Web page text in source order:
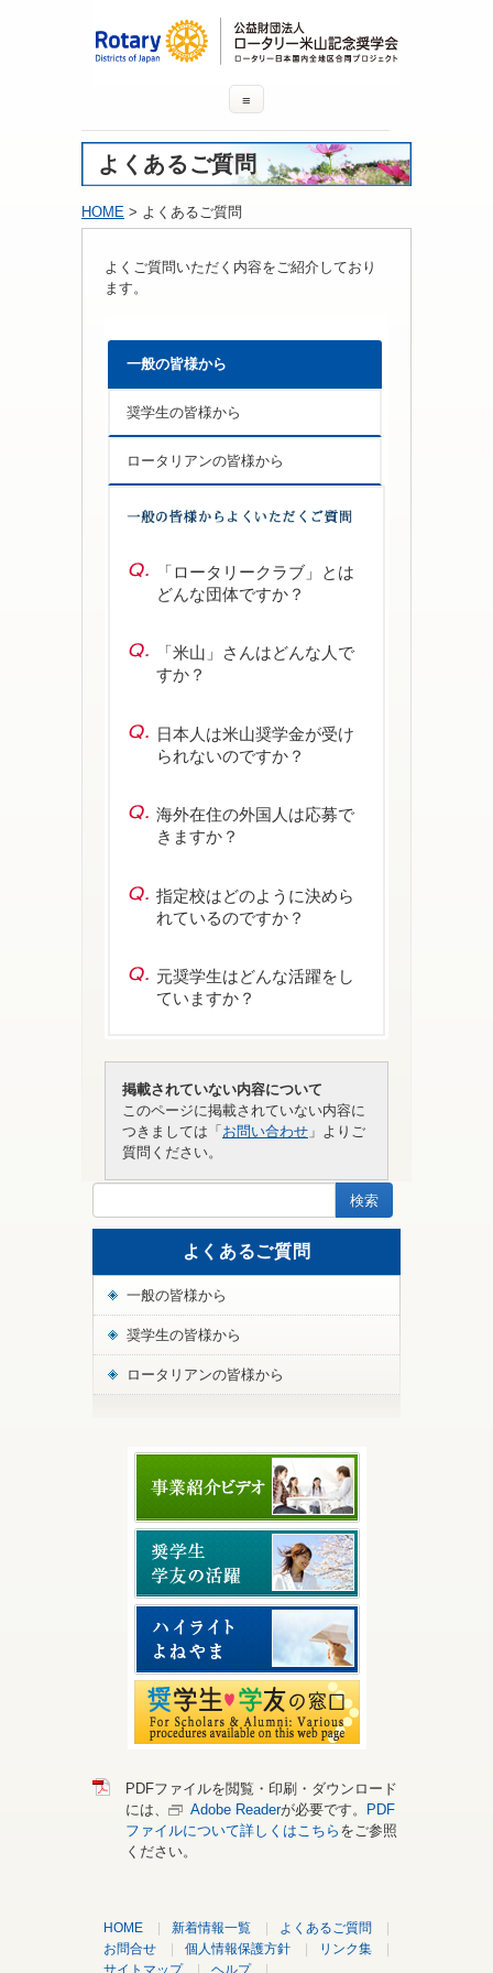
≡
よくあるご質問
HOME > よくあるご質問
よくご質問いただく内容をご紹介しており
ます。
一般の皆様から
奨学生の皆様から
ロータリアンの皆様から
「ロータリークラブ」とは
どんな団体ですか？
「米山」さんはどんな人で
すか？
日本人は米山奨学金が受け
られないのですか？
海外在住の外国人は応募で
きますか？
応募の仕方
初旬にホームペー
ジで公表します。
は進学予定校の奨
学金担当窓口へ、
米山奨学金の申請
について相談して
きます。応募資格
集要項でご確認く
ださい。
上記とは別に、指
定校推薦を必要と
しない個人応募の
奨学金制度があり
ます（海外応募者
ご確認ください。
指定校はどのように決めら
れているのですか？
元奨学生はどんな活躍をし
ていますか？
休学したいのですが、奨学
生は続けられますか？
休学届
（こ
こからプリントア
ウトして使用）
大学の休学許可書
復
学届
奨学金を銀行振込にできま
奨学期間の延長はできます
か？
新た
な奨学金
博士課程最終学年
でオーバードクタ
ーとして大学院で
博士号取得のため
勉強を続ける場合
学部課程・修士課
程最終学年で、修
士課程・博士課程
に進学する場合
（同地区内ではな
く、近隣地区所在
の大学へ進学する
が変わらないこ
と、および、世話
クラブに通えるこ
奨学期間終了後もロータリ
ークラブと交流を続けたい
奨学生レポートを出さない
場合は、どうなりますか？
奨学金の受給証明を発行し
てもらいたいのですが。
学位（博士号）を取得でき
ました。何か手続きが必要
ですか？
6月27日にクラブから振り込
みをしたのに、領収証が7月
1日になっていました。
普通寄付金はクラブによっ
て金額が異なりますが、ど
うやって決めるのですか？
なぜ普通寄付をするのです
か？
「免税申告用書類（領収証
等）」を早めにいただけな
いのですか？
1回目の特別寄付をしてから
何年も寄付をしていませ
ん。期間は空いてもいいの
ですか？
1人の奨学生を奨学するのに
年間どのくらいのお金が必
要ですか？
表彰品を辞退することはで
きますか？
けが対象ですか？
掲載されていない内容について
このページに掲載されていない内容に
つきましては「 お問い合わせ 」よりご
質問ください。
よくあるご質問
一般の皆様から
奨学生の皆様から
ロータリアンの皆様から
PDFファイルを閲覧・印刷・ダウンロード
には、
Adobe Readerが必要です。
PDF
ファイルについて詳しくはこちら をご参照
ください。
HOME 新着情報一覧 よくあるご質問
お問合せ
個人情報保護方針 リンク集
サイトマップ
ヘルプ